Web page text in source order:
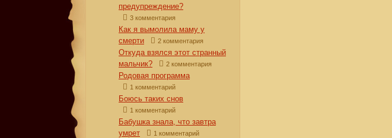
предупреждение?
3 комментария
Как я вымолила маму у
смерти
2 комментария
Откуда взялся этот странный
мальчик?
2 комментария
Родовая программа
1 комментарий
Боюсь таких снов
1 комментарий
Бабушка знала, что завтра
умрет
1 комментарий